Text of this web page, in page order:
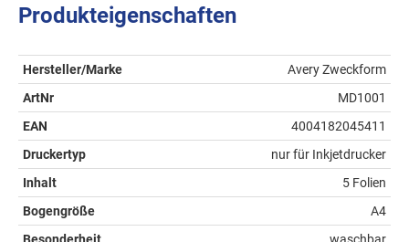
Produkteigenschaften
Hersteller/Marke
Avery Zweckform
ArtNr
MD1001
EAN
4004182045411
Druckertyp
nur für Inkjetdrucker
Inhalt
5 Folien
Bogengröße
A4
Besonderheit
waschbar